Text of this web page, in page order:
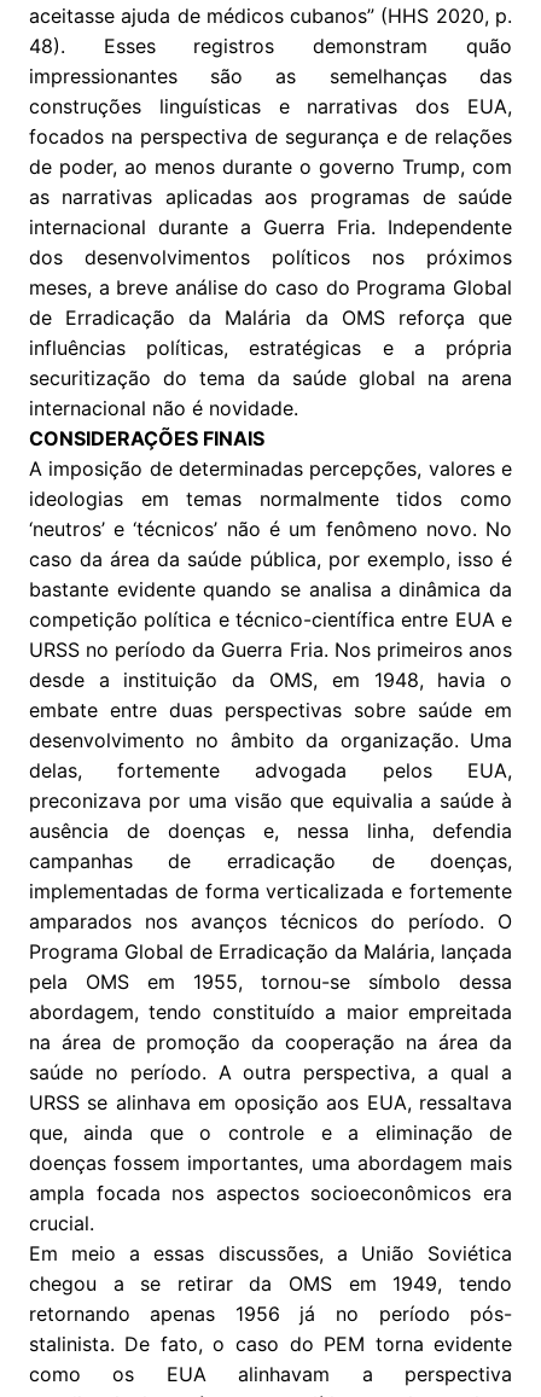
aceitasse ajuda de médicos cubanos” (HHS 2020, p.
48). Esses registros demonstram quão
impressionantes são as semelhanças das
construções linguísticas e narrativas dos EUA,
focados na perspectiva de segurança e de relações
de poder, ao menos durante o governo Trump, com
as narrativas aplicadas aos programas de saúde
internacional durante a Guerra Fria. Independente
dos desenvolvimentos políticos nos próximos
meses, a breve análise do caso do Programa Global
de Erradicação da Malária da OMS reforça que
influências políticas, estratégicas e a própria
securitização do tema da saúde global na arena
internacional não é novidade.
CONSIDERAÇÕES FINAIS
A imposição de determinadas percepções, valores e
ideologias em temas normalmente tidos como
‘neutros’ e ‘técnicos’ não é um fenômeno novo. No
caso da área da saúde pública, por exemplo, isso é
bastante evidente quando se analisa a dinâmica da
competição política e técnico-científica entre EUA e
URSS no período da Guerra Fria. Nos primeiros anos
desde a instituição da OMS, em 1948, havia o
embate entre duas perspectivas sobre saúde em
desenvolvimento no âmbito da organização. Uma
delas, fortemente advogada pelos EUA,
preconizava por uma visão que equivalia a saúde à
ausência de doenças e, nessa linha, defendia
campanhas de erradicação de doenças,
implementadas de forma verticalizada e fortemente
amparados nos avanços técnicos do período. O
Programa Global de Erradicação da Malária, lançada
pela OMS em 1955, tornou-se símbolo dessa
abordagem, tendo constituído a maior empreitada
na área de promoção da cooperação na área da
saúde no período. A outra perspectiva, a qual a
URSS se alinhava em oposição aos EUA, ressaltava
que, ainda que o controle e a eliminação de
doenças fossem importantes, uma abordagem mais
ampla focada nos aspectos socioeconômicos era
crucial.
Em meio a essas discussões, a União Soviética
chegou a se retirar da OMS em 1949, tendo
retornando apenas 1956 já no período pós-
stalinista. De fato, o caso do PEM torna evidente
como os EUA alinhavam a perspectiva